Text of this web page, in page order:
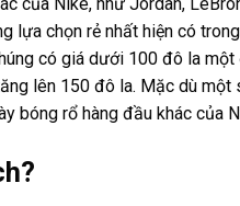
lựa chọn rẻ nhất hiện có
có giá dưới 100 đô la
lên 150 đô la. Mặc dù
bóng rổ hàng đầu khác của